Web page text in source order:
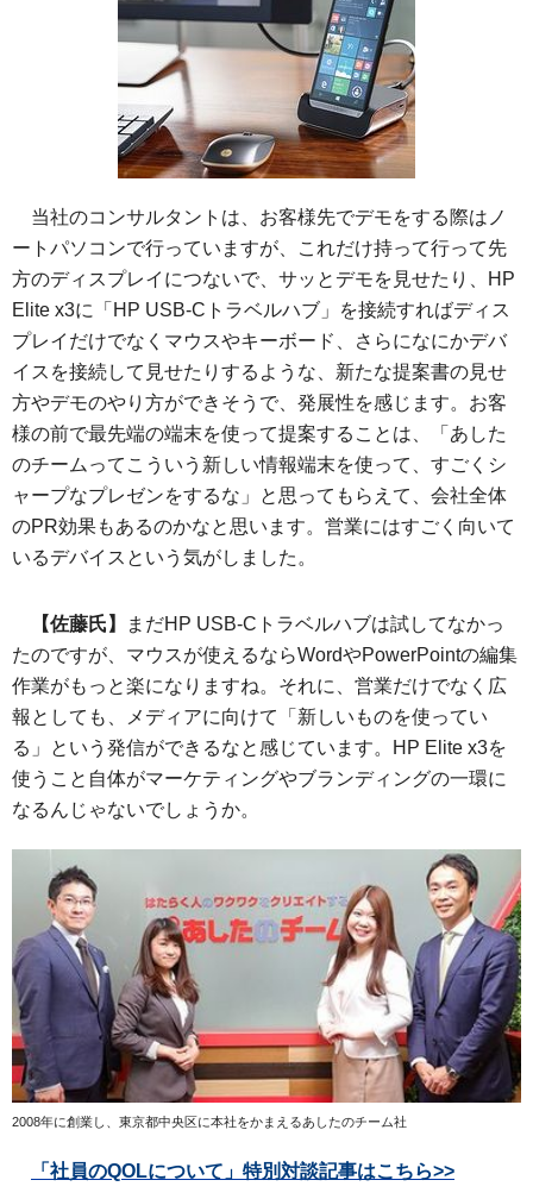
当社のコンサルタントは、お客様先でデモをする際はノ
ートパソコンで行っていますが、これだけ持って行って先
方のディスプレイにつないで、サッとデモを見せたり、HP
Elite x3に「HP USB-Cトラベルハブ」を接続すればディス
プレイだけでなくマウスやキーボード、さらになにかデバ
イスを接続して見せたりするような、新たな提案書の見せ
方やデモのやり方ができそうで、発展性を感じます。お客
様の前で最先端の端末を使って提案することは、「あした
のチームってこういう新しい情報端末を使って、すごくシ
ャープなプレゼンをするな」と思ってもらえて、会社全体
のPR効果もあるのかなと思います。営業にはすごく向いて
いるデバイスという気がしました。
【佐藤氏】
まだHP USB-Cトラベルハブは試してなかっ
たのですが、マウスが使えるならWordやPowerPointの編集
作業がもっと楽になりますね。それに、営業だけでなく広
報としても、メディアに向けて「新しいものを使ってい
る」という発信ができるなと感じています。HP Elite x3を
使うこと自体がマーケティングやブランディングの一環に
なるんじゃないでしょうか。
2008年に創業し、東京都中央区に本社をかまえるあしたのチーム社
「社員のQOLについて」特別対談記事はこちら>>